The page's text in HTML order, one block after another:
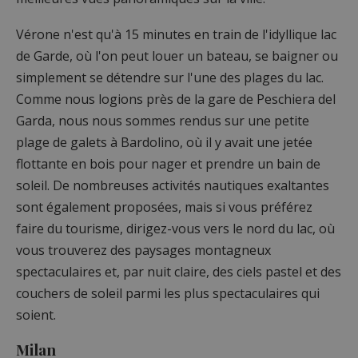
Vérone n'est qu'à 15 minutes en train de l'idyllique lac
de Garde, où l'on peut louer un bateau, se baigner ou
simplement se détendre sur l'une des plages du lac.
Comme nous logions près de la gare de Peschiera del
Garda, nous nous sommes rendus sur une petite
plage de galets à Bardolino, où il y avait une jetée
flottante en bois pour nager et prendre un bain de
soleil. De nombreuses activités nautiques exaltantes
sont également proposées, mais si vous préférez
faire du tourisme, dirigez-vous vers le nord du lac, où
vous trouverez des paysages montagneux
spectaculaires et, par nuit claire, des ciels pastel et des
couchers de soleil parmi les plus spectaculaires qui
soient.
Milan